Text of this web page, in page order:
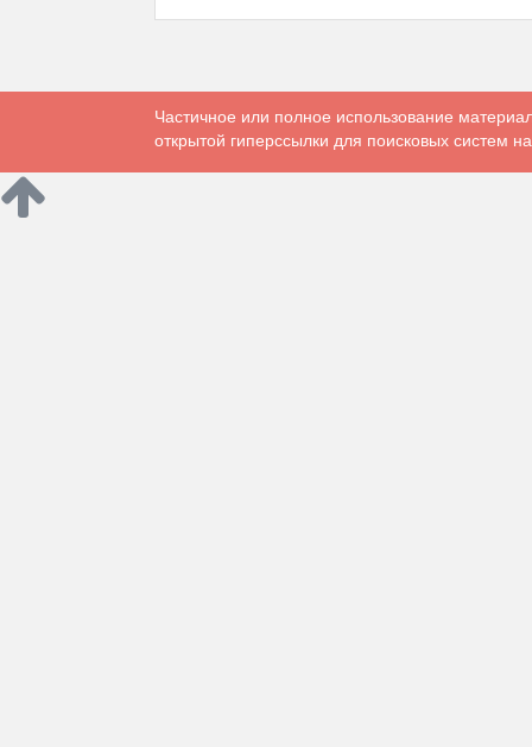
Частичное или полное использование
открытой гиперссылки для поисковых систем